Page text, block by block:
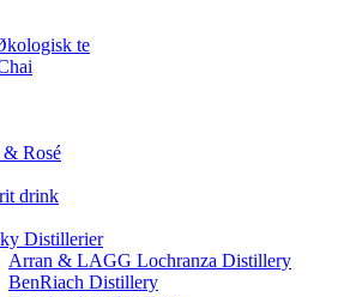
te
Rosé
drink
Distillerier
Arran & LAGG Lochranza Distillery
BenRiach Distillery